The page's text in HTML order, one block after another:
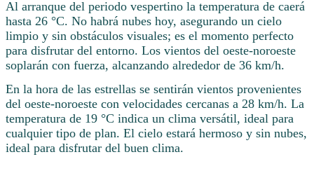
Al arranque del periodo vespertino la temperatura de caerá
hasta 26 °C. No habrá nubes hoy, asegurando un cielo
limpio y sin obstáculos visuales; es el momento perfecto
para disfrutar del entorno. Los vientos del oeste-noroeste
soplarán con fuerza, alcanzando alrededor de 36 km/h.
En la hora de las estrellas se sentirán vientos provenientes
del oeste-noroeste con velocidades cercanas a 28 km/h. La
temperatura de 19 °C indica un clima versátil, ideal para
cualquier tipo de plan. El cielo estará hermoso y sin nubes,
ideal para disfrutar del buen clima.